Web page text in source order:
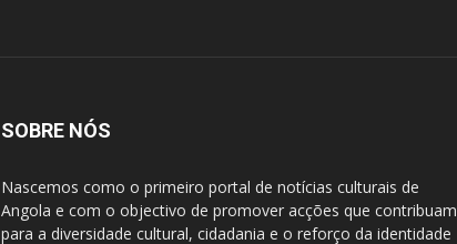
SOBRE NÓS
Nascemos como o primeiro portal de notícias culturais de
Angola e com o objectivo de promover acções que contribuam
para a diversidade cultural, cidadania e o reforço da identidade